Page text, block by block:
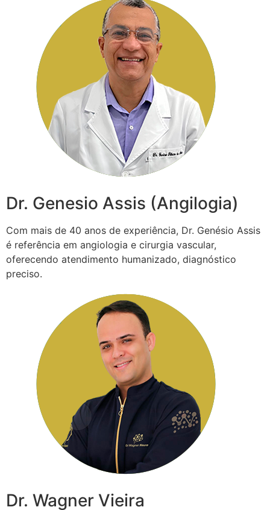
Dr. Genesio Assis (Angilogia)
Com mais de 40 anos de experiência, Dr. Genésio Assis
é referência em angiologia e cirurgia vascular,
oferecendo atendimento humanizado, diagnóstico
preciso.
Dr. Wagner Vieira